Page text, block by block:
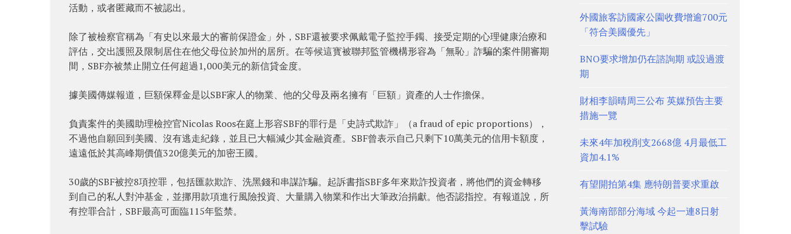
活動，或者匿藏而不被認出。
除了被檢察官稱為「有史以來最大的審前保證金」外，SBF還被要求佩戴電子監控手鐲、接受定期的心理健康治療和
評估，交出護照及限制居住在他父母位於加州的居所。在等候這寳被聯邦監管機構形容為「無恥」詐騙的案件開審期
間，SBF亦被禁止開立任何超過1,000美元的新信貸金度。
據美國傳媒報道，巨額保釋金是以SBF家人的物業、他的父母及兩名擁有「巨額」資產的人士作擔保。
負責案件的美國助理檢控官Nicolas Roos在庭上形容SBF的罪行是「史詩式欺詐」（a fraud of epic proportions），
不過他自願回到美國、沒有逃走紀錄，並且已大幅減少其金融資產。SBF曾表示自己只剩下10萬美元的信用卡額度，
遠遠低於其高峰期價值320億美元的加密王國。
30歲的SBF被控8項控罪，包括匯款欺詐、洗黑錢和串謀詐騙。起訴書指SBF多年來欺詐投資者，將他們的資金轉移
到自己的私人對沖基金，並挪用款項進行風險投資、大量購入物業和作出大筆政治捐獻。他否認指控。有報道說，所
有控罪合計，SBF最高可面臨115年監禁。
外國旅客訪國家公園收費增逾700元
「符合美國優先」
BNO要求增加仍在諮詢期 或設過渡
期
財相李韻晴周三公布 英媒預告主要
措施一覽
未來4年加稅削支2668億 4月最低工
資加4.1%
有望開拍第4集 應特朗普要求重啟
黃海南部部分海域 今起一連8日射
擊試驗